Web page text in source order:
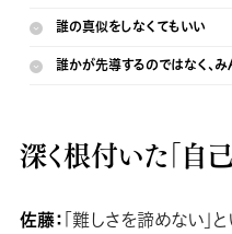
誰の真似をしなくてもいい
誰かが先導するのではなく、み
深く根付いた「自
佐藤：「難しさを諦めない」